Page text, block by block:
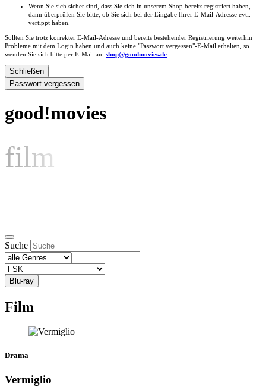
Wenn Sie sich sicher sind, dass Sie sich in unserem Shop bereits registriert haben,
dann überprüfen Sie bitte, ob Sie sich bei der Eingabe Ihrer E-Mail-Adresse evtl.
vertippt haben.
Sollten Sie trotz korrekter E-Mail-Adresse und bereits bestehender Registrierung weiterhin
Probleme mit dem Login haben und auch keine "Passwort vergessen"-E-Mail erhalten, so
wenden Sie sich bitte per E-Mail an: shop@goodmovies.de
Schließen
Passwort vergessen
good!movies
film
Suche
Blu-ray
Film
Drama
Vermiglio